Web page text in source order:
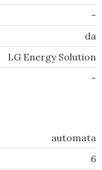
-
da
LG Energy Solution
-
automata
6